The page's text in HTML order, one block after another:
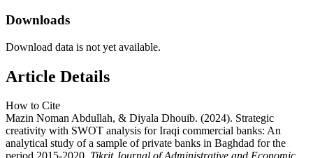
Downloads
Download data is not yet available.
Article Details
How to Cite
Mazin Noman Abdullah, & Diyala Dhouib. (2024). Strategic
creativity with SWOT analysis for Iraqi commercial banks: An
analytical study of a sample of private banks in Baghdad for the